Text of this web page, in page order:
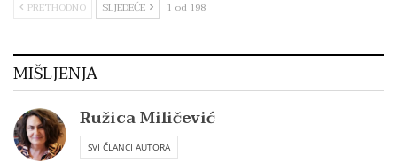
PRETHODNO SLJEDEĆE 1 od 198
MIŠLJENJA
Ružica Miličević
SVI ČLANCI AUTORA